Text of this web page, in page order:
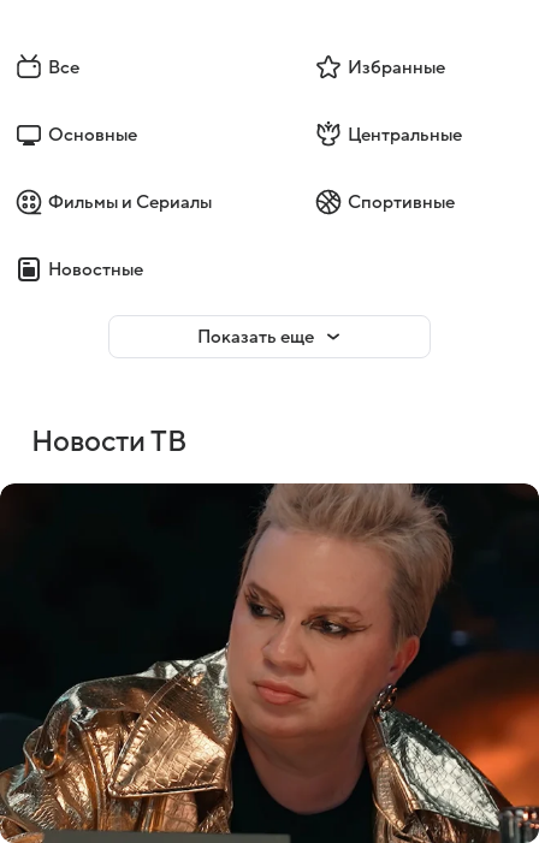
Все Избранные
Основные Центральные
Фильмы и Сериалы Спортивные
Новостные
Показать еще
Новости ТВ